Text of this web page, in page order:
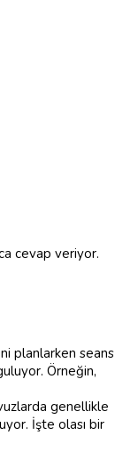
cevap veriyor.
planlarken seans
Örneğin,
genellikle
İşte olası bir